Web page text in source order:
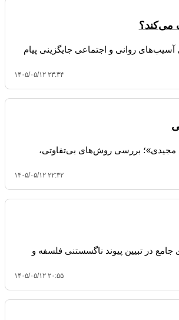
می‌کند؟
روزمره؛ بررسی آسیب‌های روانی و اجتماعی جایگزینی پیام
۱۴۰۵/۰۵/۱۲ ۲۳:۳۴
مجیدی»؛ بررسی روش‌های بی‌تفاوتی،
۱۴۰۵/۰۵/۱۲ ۲۲:۳۲
در تبیین پیوند ناگسستنی فلسفه و
۱۴۰۵/۰۵/۱۲ ۲۰:۵۵